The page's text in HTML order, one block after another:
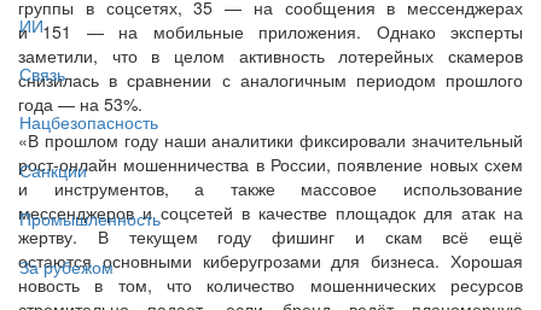
ИИ
Связь
Нацбезопасность
Санкции
Промышленность
За рубежом
группы в соцсетях, 35 — на сообщения в мессенджерах
и 151 — на мобильные приложения. Однако эксперты
заметили, что в целом активность лотерейных скамеров
снизилась в сравнении с аналогичным периодом прошлого
года — на 53%.
«В прошлом году наши аналитики фиксировали значительный
рост-онлайн мошенничества в России, появление новых схем
и инструментов, а также массовое использование
мессенджеров и соцсетей в качестве площадок для атак на
жертву. В текущем году фишинг и скам всё ещё
остаются основными киберугрозами для бизнеса. Хорошая
новость в том, что количество мошеннических ресурсов